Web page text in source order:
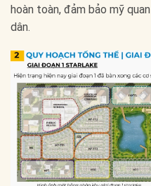
hoàn toàn, đảm bảo mỹ
dân.